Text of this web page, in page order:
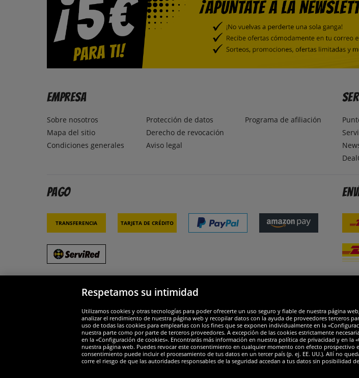
Empresa
Sobre nosotros
Mapa del sitio
Condiciones generales
Protección de datos
Derecho de revocación
Aviso legal
Programa de afiliación
Pago
Transferencia Tarjeta de crédito
Widerruf
Respetamos su intimidad
Utilizamos cookies y otras tecnologías para poder ofrecerte un uso seguro y fiable de nuestra página
analizar el rendimiento de nuestra página web y recopilar datos con la ayuda de proveedores terceros
uso de todas las cookies para emplearlas con los fines que se exponen individualmente en la
nuestra parte como por parte de terceros proveedores. A excepción de las cookies estrictamente
en la «Configuración de cookies». Encontrarás más información en nuestra política de privacidad y en
nuestra página web. Puedes revocar este consentimiento en cualquier momento con efecto
consentimiento puede incluir el procesamiento de tus datos en un tercer país (p. ej. EE. UU.). Allí no
corre el riesgo de que las autoridades responsables de la seguridad accedan a tus datos sin posibilidad